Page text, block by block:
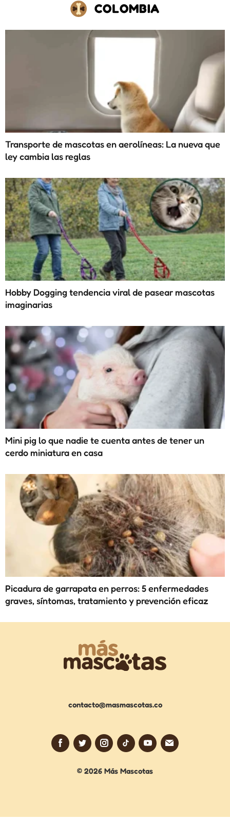
COLOMBIA
Transporte de mascotas en aerolíneas: La nueva que
ley cambia las reglas
Hobby Dogging tendencia viral de pasear mascotas
imaginarias
Mini pig lo que nadie te cuenta antes de tener un
cerdo miniatura en casa
Picadura de garrapata en perros: 5 enfermedades
graves, síntomas, tratamiento y prevención eficaz
contacto@masmascotas.co
© 2026 Más Mascotas